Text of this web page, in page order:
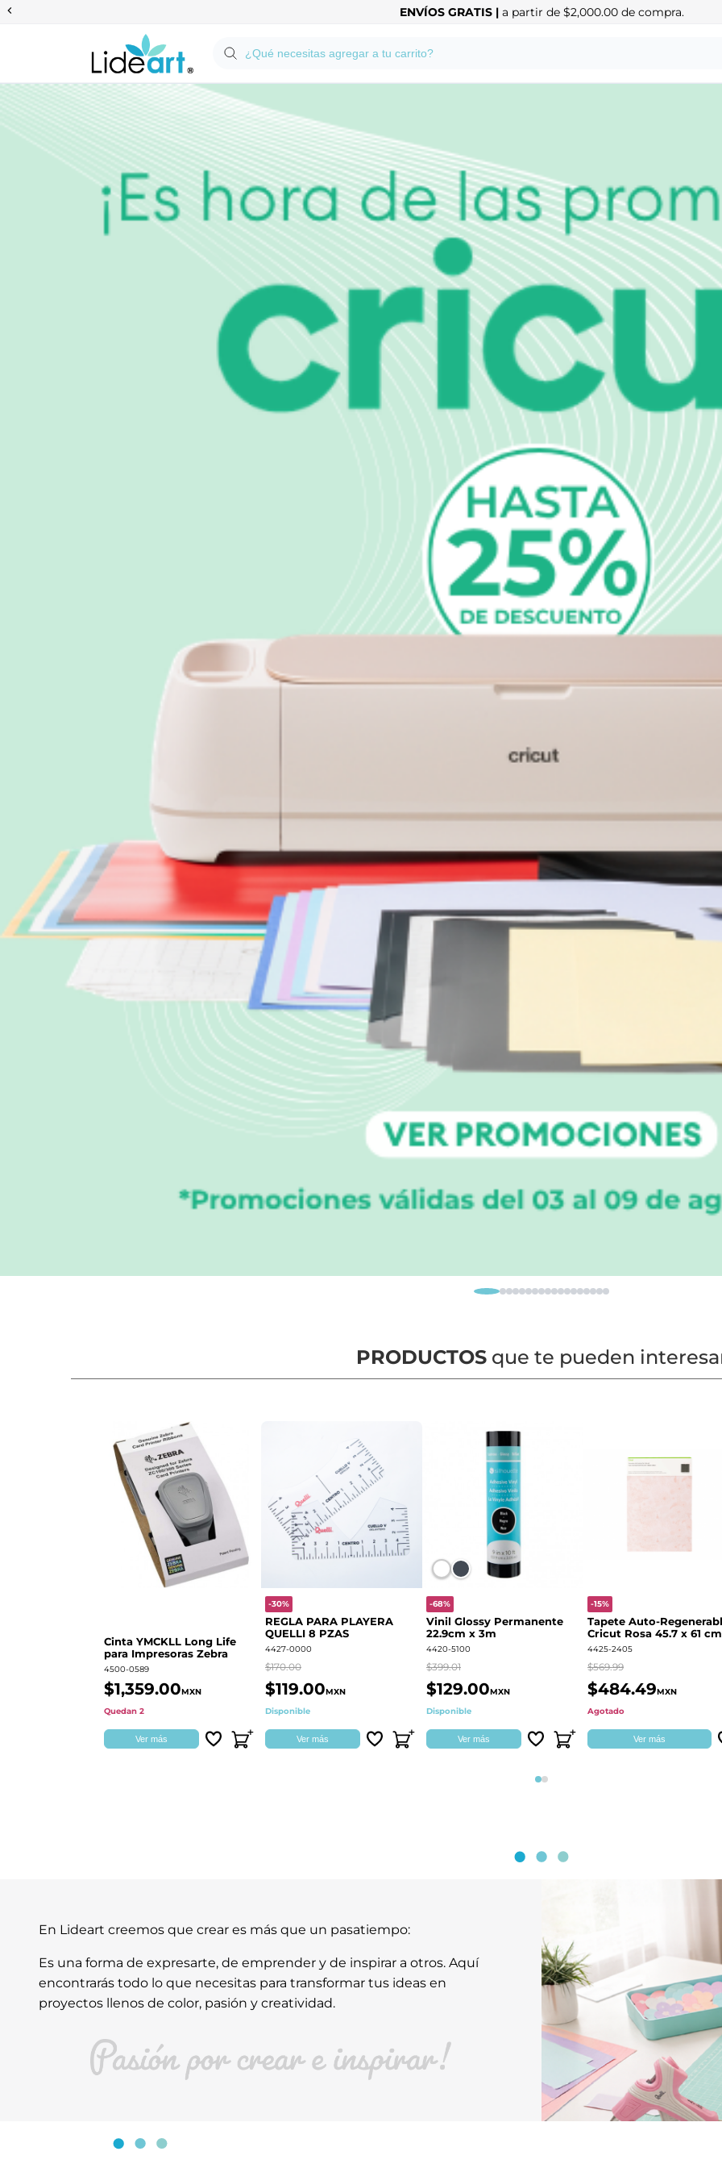
Anterior ENVÍOS GRATIS | a partir de $2,000.00 de compra.
PRODUCTOSque te pueden
Cinta YMCKLL Long Life
para Impresoras Zebra
4500-0589
$1,359.00MXN
Quedan 2
Ver más
-30%
REGLA PARA PLAYERA
QUELLI 8 PZAS
4427-0000
$170.00
$119.00MXN
Disponible
Ver más
-68%
Vinil Glossy Permanente
22.9cm x 3m
4420-5100
$399.01
$129.00MXN
Disponible
Ver más
-15%
Tapete Auto-
Cricut Rosa 45.7 x 61 cm
2004713
4425-2405
$569.99
$484.49MXN
Agotado
Ver más
Página 1
Página 2
En Lideart creemos que crear es más que un pasatiempo:
Es una forma de expresarte, de emprender y de inspirar a otros. Aquí
encontrarás todo lo que necesitas para transformar tus ideas en
proyectos llenos de color, pasión y creatividad.